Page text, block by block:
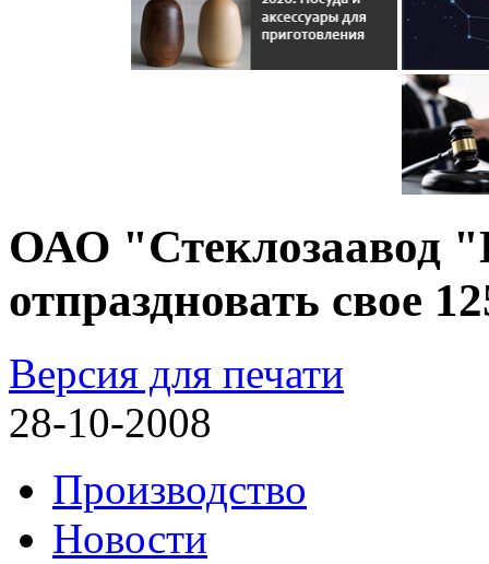
ОАО "Стеклозаавод
отпраздновать свое
Версия для печати
28-10-2008
Производство
Новости